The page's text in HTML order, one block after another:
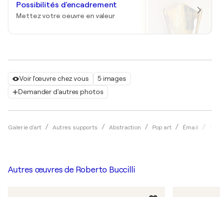
Voir l'œuvre chez vous
5 images
Demander d'autres photos
Galerie d'art Autres supports Abstraction Pop art Émail
Possibilités d'encadrement
Mettez votre oeuvre en valeur
Autres œuvres de Roberto Buccilli